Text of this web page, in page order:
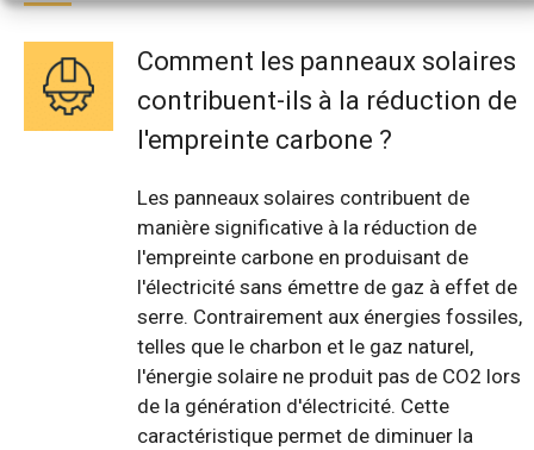
Comment les panneaux solaires
contribuent-ils à la réduction de
l'empreinte carbone ?
Les panneaux solaires contribuent de
manière significative à la réduction de
l'empreinte carbone en produisant de
l'électricité sans émettre de gaz à effet de
serre. Contrairement aux énergies fossiles,
telles que le charbon et le gaz naturel,
l'énergie solaire ne produit pas de CO2 lors
de la génération d'électricité. Cette
caractéristique permet de diminuer la